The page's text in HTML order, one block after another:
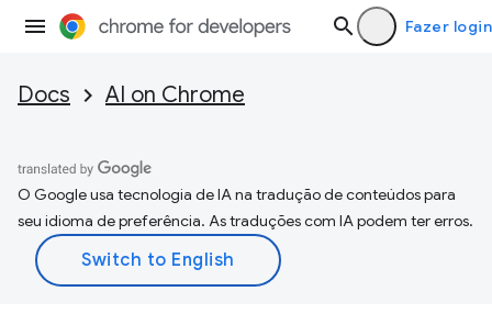
Fazer login
Docs AI on Chrome
O Google usa tecnologia de IA na tradução de conteúdos para
seu idioma de preferência. As traduções com IA podem ter erros.